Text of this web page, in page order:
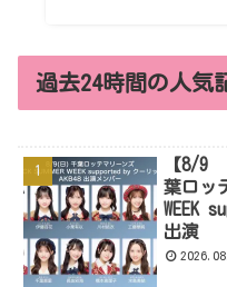
過去24時間の人気
【8/9
葉ロッ
WEEK
出演